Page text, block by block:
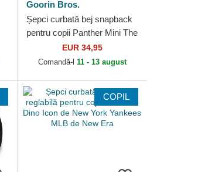
Goorin Bros.
Șepci curbată bej snapback
pentru copii Panther Mini The
Farm Goorin Bros.
EUR 34,95
Comandă-l 11 - 13 august
COPIL